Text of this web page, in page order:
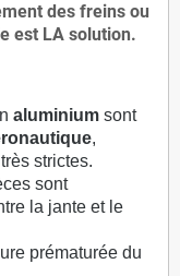
des freins ou
est LA solution.
aluminium sont
,
très strictes.
sont
la jante et le
prématurée du